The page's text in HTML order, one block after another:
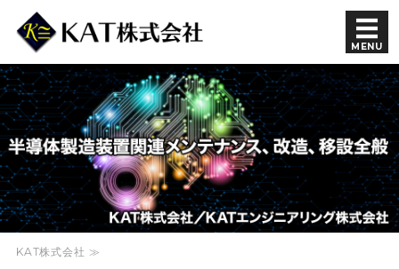
半導体製造装置関連 KAT株
MENU
会社概要
商品紹介
余剰在庫
採用情報
お問い合わせ
KAT株式会社 ≫